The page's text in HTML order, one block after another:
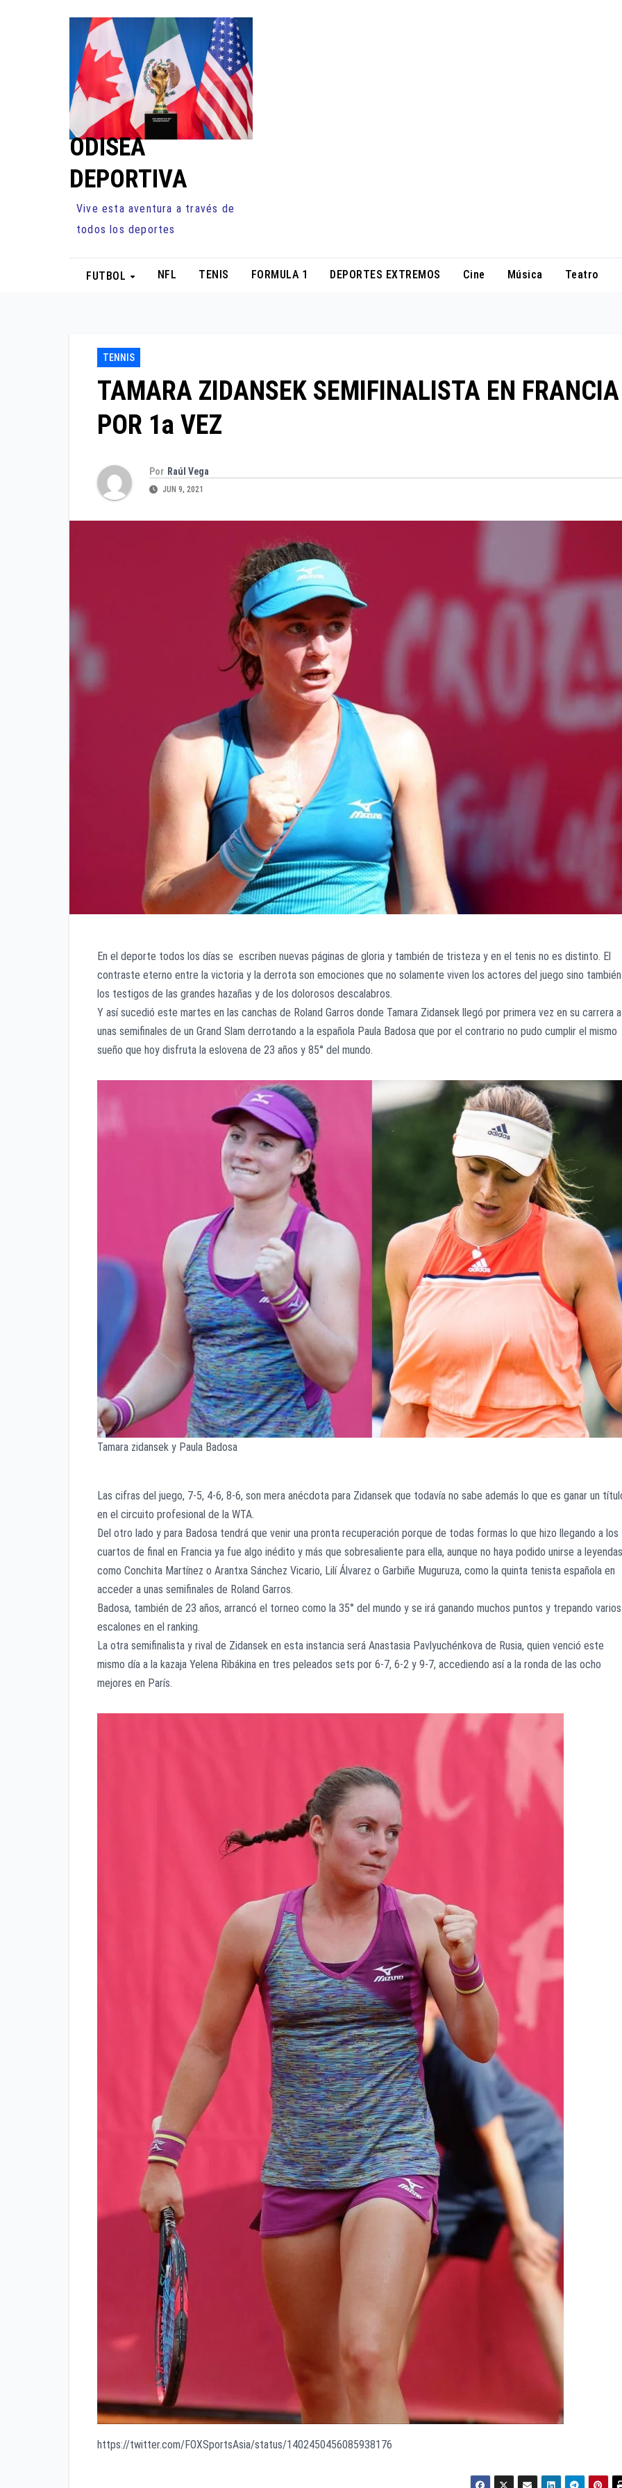
ODISEA
DEPORTIVA
Vive esta aventura a través de
todos los deportes
FUTBOL NFL TENIS FORMULA 1 DEPORTES EXTREMOS Cine Música Teatro
TENNIS
TAMARA ZIDANSEK SEMIFINALISTA EN FRANCIA
POR 1a VEZ
Por Raúl Vega
JUN 9, 2021
En el deporte todos los días se escriben nuevas páginas de gloria y también de tristeza y en el tenis no es distinto. El
contraste eterno entre la victoria y la derrota son emociones que no solamente viven los actores del juego sino también
los testigos de las grandes hazañas y de los dolorosos descalabros.
Y así sucedió este martes en las canchas de Roland Garros donde Tamara Zidansek llegó por primera vez en su carrera a
unas semifinales de un Grand Slam derrotando a la española Paula Badosa que por el contrario no pudo cumplir el mismo
sueño que hoy disfruta la eslovena de 23 años y 85° del mundo.
Tamara zidansek y Paula Badosa
Las cifras del juego, 7-5, 4-6, 8-6, son mera anécdota para Zidansek que todavía no sabe además lo que es ganar un
en el circuito profesional de la WTA.
Del otro lado y para Badosa tendrá que venir una pronta recuperación porque de todas formas lo que hizo llegando a los
cuartos de final en Francia ya fue algo inédito y más que sobresaliente para ella, aunque no haya podido unirse a leyendas
como Conchita Martínez o Arantxa Sánchez Vicario, Lilí Álvarez o Garbiñe Muguruza, como la quinta tenista española en
acceder a unas semifinales de Roland Garros.
Badosa, también de 23 años, arrancó el torneo como la 35° del mundo y se irá ganando muchos puntos y trepando varios
escalones en el ranking.
La otra semifinalista y rival de Zidansek en esta instancia será Anastasia Pavlyuchénkova de Rusia, quien venció este
mismo día a la kazaja Yelena Ribákina en tres peleados sets por 6-7, 6-2 y 9-7, accediendo así a la ronda de las ocho
mejores en París.
https://twitter.com/FOXSportsAsia/status/1402450456085938176